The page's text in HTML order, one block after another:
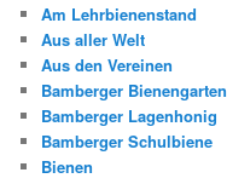
Am Lehrbienenstand
Aus aller Welt
Aus den Vereinen
Bamberger Bienengarten
Bamberger Lagenhonig
Bamberger Schulbiene
Bienen